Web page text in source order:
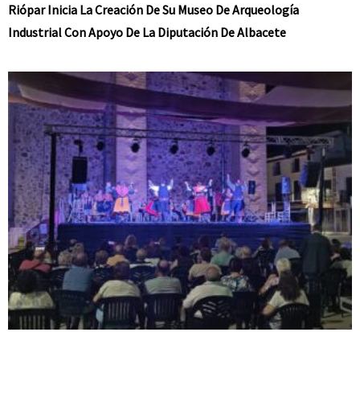
Riópar Inicia La Creación De Su Museo De Arqueología
Industrial Con Apoyo De La Diputación De Albacete